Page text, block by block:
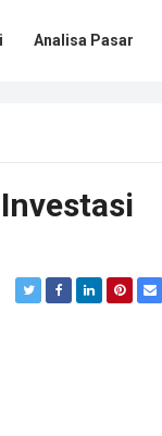
Analisa Pasar